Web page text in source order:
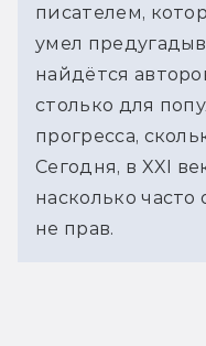
писателем,
умел
найдётся
столько для
прогресса,
Сегодня, в XXI
насколько
не прав.